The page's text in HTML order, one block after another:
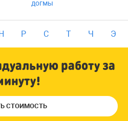
догмы
Р С Т Ч Э
работу за
СТОИМОСТЬ